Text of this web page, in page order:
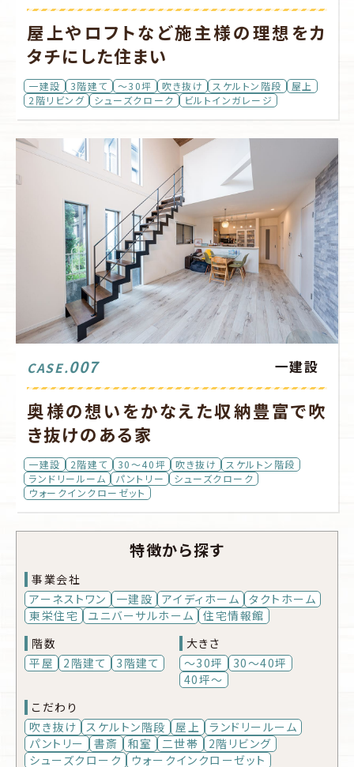
屋上やロフトなど施主様の理想をカ
タチにした住まい
一建設 3階建て ～30坪 吹き抜け スケルトン階段
屋上
2階リビング
シューズクローク ビルトインガレージ
CASE.007 一建設
奥様の想いをかなえた収納豊富で吹
き抜けのある家
一建設 2階建て 30～40坪 吹き抜け
スケルトン階段
ランドリールーム
パントリー
シューズクローク
ウォークインクローゼット
特徴から探す
事業会社
アーネストワン
一建設 アイディホーム
タクトホーム
東栄住宅
ユニバーサルホーム
住宅情報館
階数
平屋
2階建て 3階建て
大きさ
～30坪
30～40坪
40坪～
こだわり
吹き抜け
スケルトン階段 屋上
ランドリールーム
パントリー
書斎 和室 二世帯
2階リビング
シューズクローク
ウォークインクローゼット